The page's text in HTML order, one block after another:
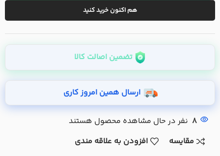
هم اکنون خرید کنید
تضمین اصالت کالا
ارسال همین امروز کاری
8 نفر در حال مشاهده محصول هستند
مقایسه
افزودن به علاقه مندی